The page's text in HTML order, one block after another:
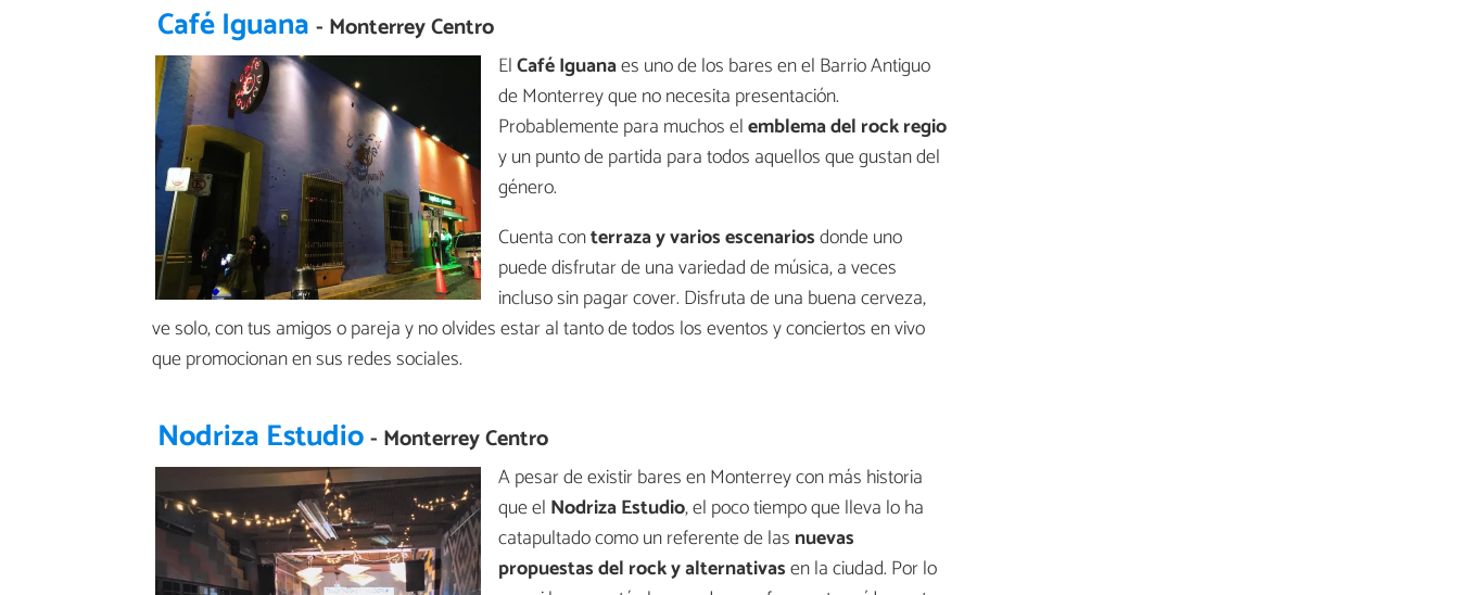
Café Iguana - Monterrey Centro
ElCafé Iguanaes uno de los bares en el Barrio Antiguo
de Monterrey que no necesita presentación.
Probablemente para muchos elemblema del rock regio
y un punto de partida para todos aquellos que gustan del
género.
Cuenta conterraza y varios escenariosdonde uno
puede disfrutar de una variedad de música, a veces
incluso sin pagar cover. Disfruta de una buena cerveza,
ve solo, con tus amigos o pareja y no olvides estar al tanto de todos los eventos y conciertos en vivo
que promocionan en sus redes sociales.
Nodriza Estudio- Monterrey Centro
A pesar de existir bares en Monterrey con más historia
que el Nodriza Estudio, el poco tiempo que lleva lo ha
catapultado como un referente de las nuevas
propuestas del rock y alternativasen la ciudad. Por lo